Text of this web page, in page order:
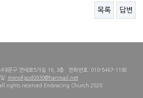
목록 답변
대문구 연세로5가길 16, 3층 전화번호: 010-5467-1198
: menofgod0930@hanmail.net
rights reserved Embracing Church 2020